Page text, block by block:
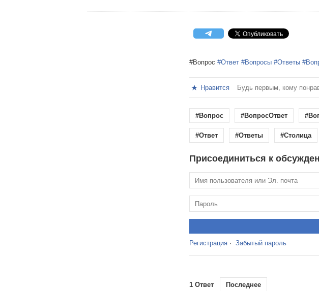
#Вопрос #Ответ #Вопросы #Ответы
Нравится Будь первым, кому
#Вопрос #ВопросОтвет
#Ответ #Ответы #Столица
Присоединиться к
Регистрация · Забытый пароль
1 Ответ Последнее